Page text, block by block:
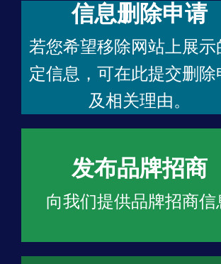
信息删除申请
若您希望移除网站上展示
定信息，可在此提交删除
及相关理由。
发布品牌招商
向我们提供品牌招商信